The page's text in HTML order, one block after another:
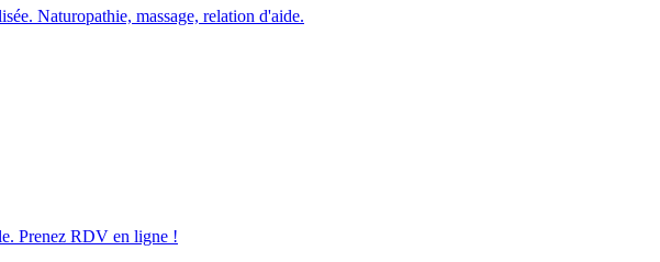
Naturopathie, massage, relation d'aide.
Prenez RDV en ligne !